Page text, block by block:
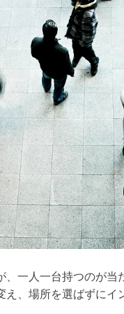
、一人一台持つのが当
、場所を選ばずにイ